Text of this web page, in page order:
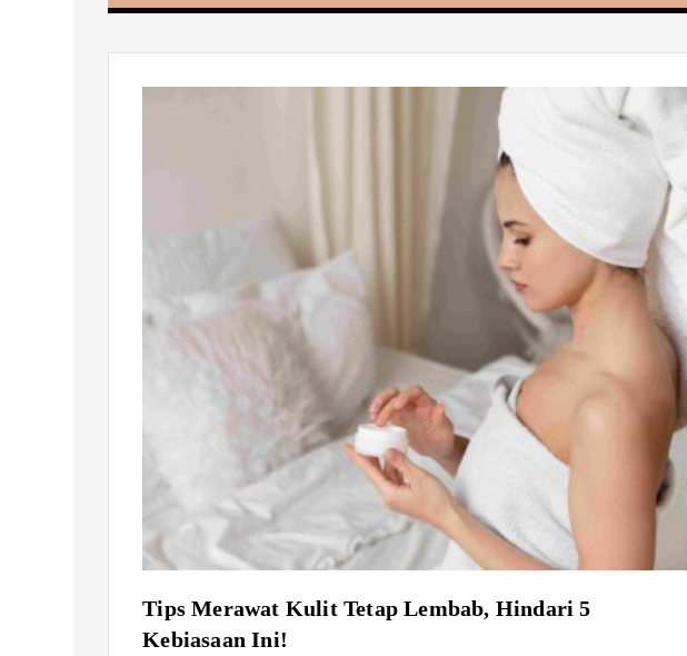
Tips Merawat Kulit Tetap Lembab, Hindari 5
Kebiasaan Ini!